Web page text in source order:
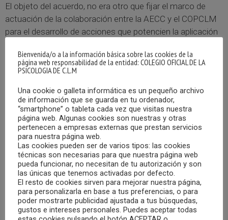
El objeto del acuerdo, no era otro que fijar el marco de
actuación de la colaboración entre la AECC y el COPCLM
para el desarrollo de acciones que potencien la aplicación
pacientes, familias y profesionales.
desarrollo de ciclos de jornadas de formación para
profesionales, de acuerdo con las necesidades y
especificaciones que vayan surgiendo, intentando que los
programas de formación se desarrollen en todas las
Asociaciones Provinciales de AECC de Castilla-La
Mancha. La formación se contempla de forma telemática,
con acciones formativas por periodos bimensuales.
Este convenio no solo fomenta la especialidad de
Psicooncología, sino que aporta, desde el plano
Bienvenida/o a la información básica sobre las cookies de la
página web responsabilidad de la entidad: COLEGIO OFICIAL DE LA
PSICOLOGIA DE C.L.M
Una cookie o galleta informática es un pequeño archivo
de información que se guarda en tu ordenador,
“smartphone” o tableta cada vez que visitas nuestra
página web. Algunas cookies son nuestras y otras
pertenecen a empresas externas que prestan servicios
para nuestra página web.
Las cookies pueden ser de varios tipos: las cookies
técnicas son necesarias para que nuestra página web
pueda funcionar, no necesitan de tu autorización y son
las únicas que tenemos activadas por defecto.
El resto de cookies sirven para mejorar nuestra página,
para personalizarla en base a tus preferencias, o para
poder mostrarte publicidad ajustada a tus búsquedas,
gustos e intereses personales. Puedes aceptar todas